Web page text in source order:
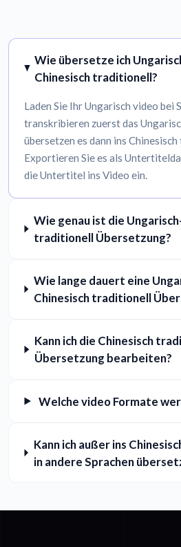
Wie übersetze ich
Chinesisch traditionell?
Laden Sie Ihr Ungarisch video bei
transkribieren zuerst das
übersetzen es dann ins
Exportieren Sie es als
die Untertitel ins Video ein.
Wie genau ist die
traditionell Übersetzung?
Wie lange dauert eine
Chinesisch traditionell
Kann ich die Chinesisch
Übersetzung bearbeiten?
Welche video Formate
Kann ich außer ins
in andere Sprachen